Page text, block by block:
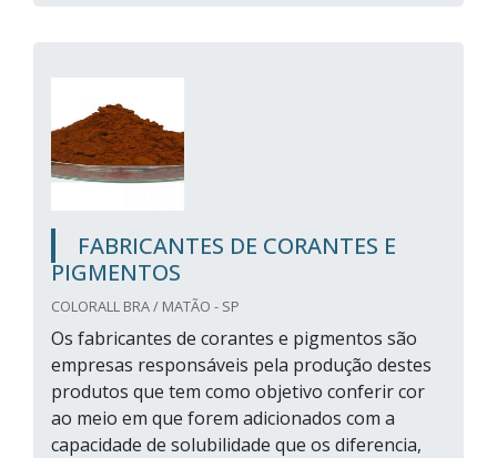
FABRICANTES DE CORANTES E
PIGMENTOS
COLORALL BRA / MATÃO - SP
Os fabricantes de corantes e pigmentos são
empresas responsáveis pela produção destes
produtos que tem como objetivo conferir cor
ao meio em que forem adicionados com a
capacidade de solubilidade que os diferencia,